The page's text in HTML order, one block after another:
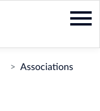
Associations